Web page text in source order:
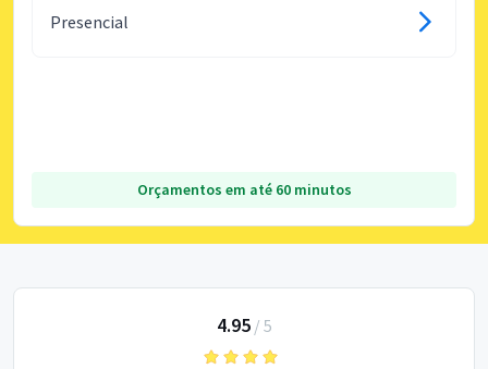
Presencial
Orçamentos em até 60 minutos
4.95/ 5